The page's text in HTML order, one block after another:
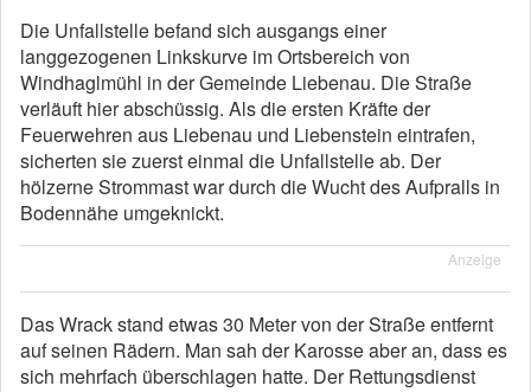
Die Unfallstelle befand sich ausgangs einer
langgezogenen Linkskurve im Ortsbereich von
Windhaglmühl in der Gemeinde Liebenau. Die Straße
verläuft hier abschüssig. Als die ersten Kräfte der
Feuerwehren aus Liebenau und Liebenstein eintrafen,
sicherten sie zuerst einmal die Unfallstelle ab. Der
hölzerne Strommast war durch die Wucht des Aufpralls in
Bodennähe umgeknickt.
Anzeige
Das Wrack stand etwas 30 Meter von der Straße entfernt
auf seinen Rädern. Man sah der Karosse aber an, dass es
sich mehrfach überschlagen hatte. Der Rettungsdienst